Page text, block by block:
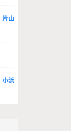
片山
小浜